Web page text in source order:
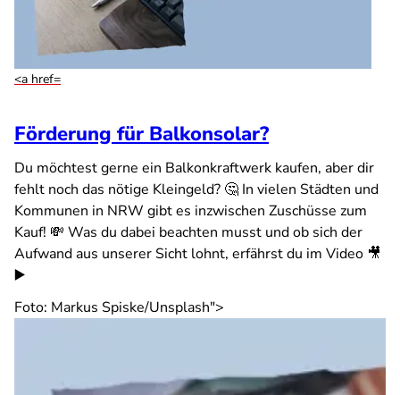
<a href=
Förderung für Balkonsolar?
Du möchtest gerne ein Balkonkraftwerk kaufen, aber dir
fehlt noch das nötige Kleingeld? 🤔 In vielen Städten und
Kommunen in NRW gibt es inzwischen Zuschüsse zum
Kauf! 💸 Was du dabei beachten musst und ob sich der
Aufwand aus unserer Sicht lohnt, erfährst du im Video 🎥
▶️
Foto: Markus Spiske/Unsplash">